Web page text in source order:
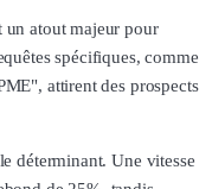
un atout majeur pour
spécifiques, comme
attirent des prospects
déterminant. Une vitesse